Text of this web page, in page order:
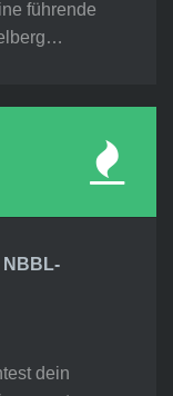
führende
NBBL-
dein